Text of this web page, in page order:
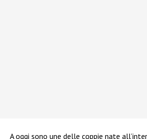
A oggi sono une delle coppie nate